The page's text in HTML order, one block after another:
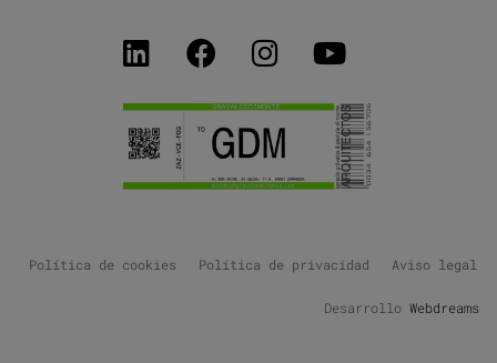
Política de cookies Política de privacidad Aviso legal
Desarrollo Webdreams